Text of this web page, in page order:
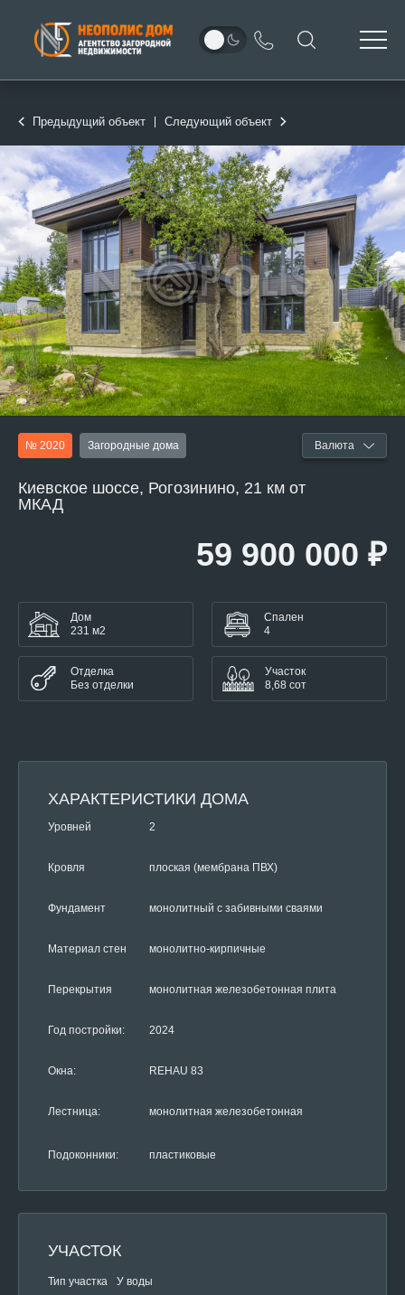
Предыдущий объект Следующий объект
№ 2020 Загородные дома
Киевское шоссе, Рогозинино, 21 км от
МКАД
Валюта
59 900 000 ₽
Дом
231 м2
Спален
4
Отделка
Без отделки
Участок
8,68 сот
ХАРАКТЕРИСТИКИ ДОМА
Уровней 2
Кровля плоская (мембрана ПВХ)
Фундамент монолитный с забивными сваями
Материал стен монолитно-кирпичные
Перекрытия монолитная железобетонная плита
Год постройки: 2024
Окна: REHAU 83
Лестница: монолитная железобетонная
Подоконники: пластиковые
УЧАСТОК
Тип участка У воды